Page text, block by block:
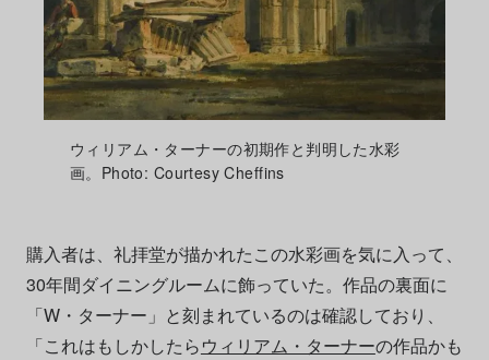
ウィリアム・ターナーの初期作と判明した水彩
画。Photo: Courtesy Cheffins
購入者は、礼拝堂が描かれたこの水彩画を気に入って、
30年間ダイニングルームに飾っていた。作品の裏面に
「W・ターナー」と刻まれているのは確認しており、
「これはもしかしたらウィリアム・ターナーの作品かも